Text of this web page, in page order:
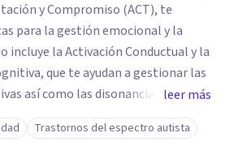
y Compromiso (ACT), te
para la gestión emocional y la
que te ayudan a gestionar las
así como las disonancias
de duelo desde la ACT, mi objetivo
integral y empático. Si buscas un
leer más
Trastornos del espectro autista